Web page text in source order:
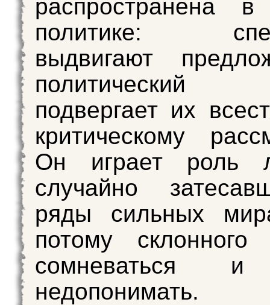
распространена
политике:
выдвигают
политический
подвергает их
критическому
Он играет роль
случайно
ряды сильных
потому
сомневаться и
недопонимать.